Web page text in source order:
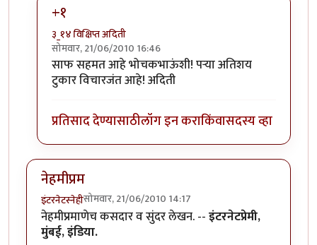
+१
३_१४ विक्षिप्त अदिती
सोमवार, 21/06/2010 16:46
In reply toपरा, हा एकbyभोचक
साफ सहमत आहे भोचकभाऊंशी! पर्‍या अतिशय
टुकार विचारजंत आहे! अदिती
प्रतिसाद देण्यासाठीलॉग इन कराकिंवासदस्य व्हा
नेहमीप्रम
इंटरनेटस्नेहीसोमवार, 21/06/2010 14:17
नेहमीप्रमाणेच कसदार व सुंदर लेखन. --इंटरनेटप्रेमी,
मुंबई, इंडिया.